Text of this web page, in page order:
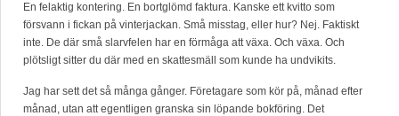
En felaktig kontering. En bortglömd faktura. Kanske ett kvitto som
försvann i fickan på vinterjackan. Små misstag, eller hur? Nej. Faktiskt
inte. De där små slarvfelen har en förmåga att växa. Och växa. Och
plötsligt sitter du där med en skattesmäll som kunde ha undvikits.
Jag har sett det så många gånger. Företagare som kör på, månad efter
månad, utan att egentligen granska sin löpande bokföring. Det